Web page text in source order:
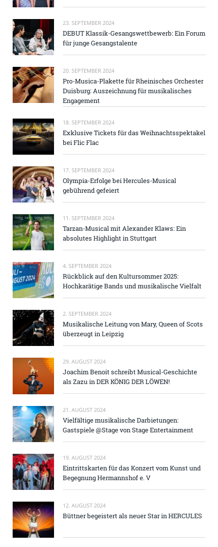
23. SEPTEMBER 2024
DEBUT Klassik-Gesangswettbewerb: Ein Forum
für junge Gesangstalente
20. SEPTEMBER 2024
Pro-Musica-Plakette für Rheinisches Orchester
Duisburg: Auszeichnung für musikalisches
Engagement
18. SEPTEMBER 2024
Exklusive Tickets für das Weihnachtsspektakel
bei Flic Flac
17. SEPTEMBER 2024
Olympia-Erfolge bei Hercules-Musical
gebührend gefeiert
11. SEPTEMBER 2024
Tarzan-Musical mit Alexander Klaws: Ein
absolutes Highlight in Stuttgart
4. SEPTEMBER 2024
Rückblick auf den Kultursommer 2025:
Hochkarätige Bands und musikalische Vielfalt
2. SEPTEMBER 2024
Musikalische Leitung von Mary, Queen of Scots
überzeugt in Leipzig
29. AUGUST 2024
Joachim Benoit schreibt Musical-Geschichte
als Zazu in DER KÖNIG DER LÖWEN!
21. AUGUST 2024
Vielfältige musikalische Darbietungen:
Gastspiele @Stage von Stage Entertainment
19. AUGUST 2024
Eintrittskarten für das Konzert vom Kunst und
Begegnung Hermannshof e. V
12. AUGUST 2024
Büttner begeistert als neuer Star in HERCULES